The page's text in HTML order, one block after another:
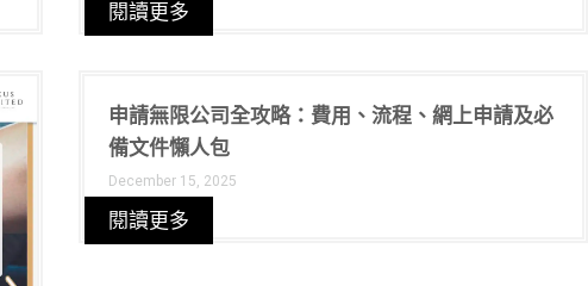
閱讀更多
申請無限公司全攻略：費用、流程、網上申請及必
備文件懶人包
December 15, 2025
閱讀更多